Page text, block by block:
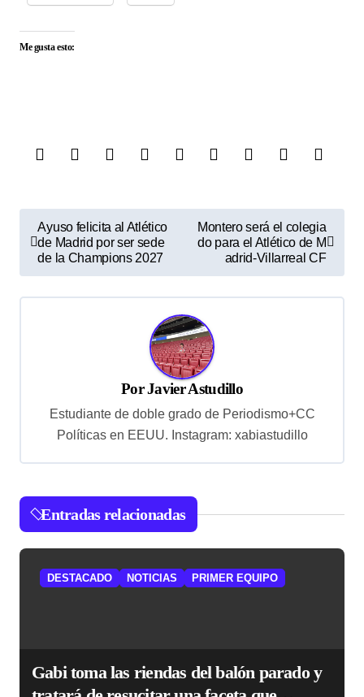
Me gusta esto:
v
e
n
e
Ayuso felicita al Atlético
de Madrid por ser sede
de la Champions 2027
Montero será el colegia
do para el Atlético de M
adrid-Villarreal CF
PorJavier Astudillo
Estudiante de doble grado de Periodismo+CC
Políticas en EEUU. Instagram: xabiastudillo
Entradas relacionadas
DESTACADO NOTICIAS PRIMER EQUIPO
Gabi toma las riendas del balón parado y